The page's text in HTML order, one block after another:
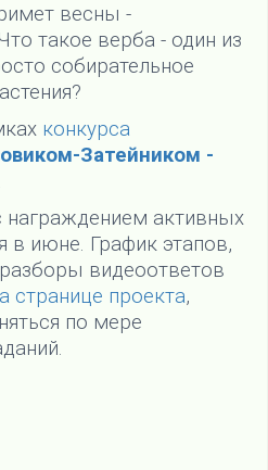
весны -
такое верба - один из
собирательное
конкурса
Затейником -
награждением активных
в июне. График этапов,
видеоответов
странице проекта,
по мере